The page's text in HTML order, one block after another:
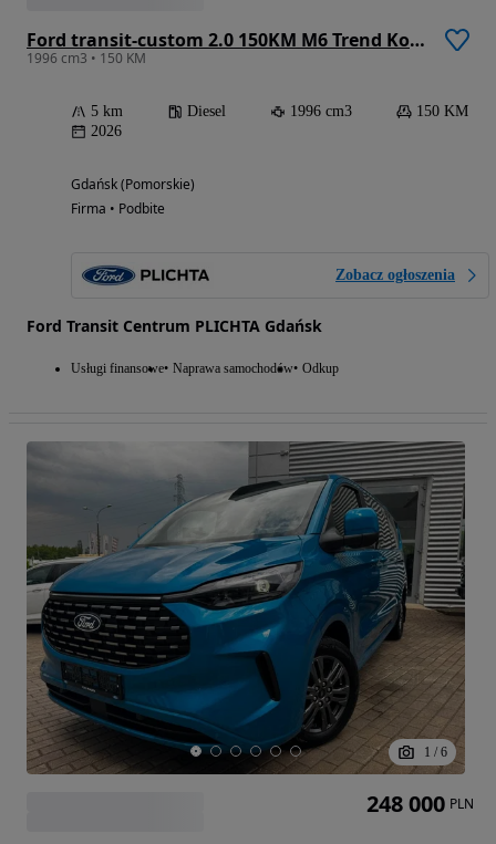
Ford transit-custom 2.0 150KM M6 Trend Kombi 320 L2
1996 cm3 • 150 KM
5 km Diesel 1996 cm3
150 KM
2026
Gdańsk (Pomorskie)
Firma • Podbite
Zobacz ogłoszenia
Ford Transit Centrum PLICHTA Gdańsk
Usługi finansowe Naprawa samochodów Odkup
1 / 6
248 000 PLN